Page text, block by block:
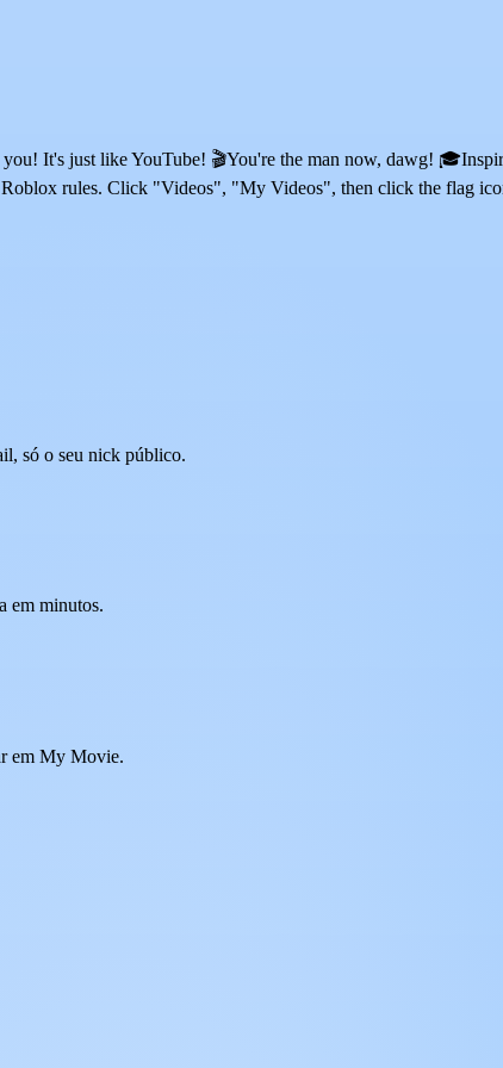
It's just like YouTube! 🎬You're the man now, dawg!
rules. Click "Videos", "My Videos", then click the flag
só o seu nick público.
em minutos.
em My Movie.